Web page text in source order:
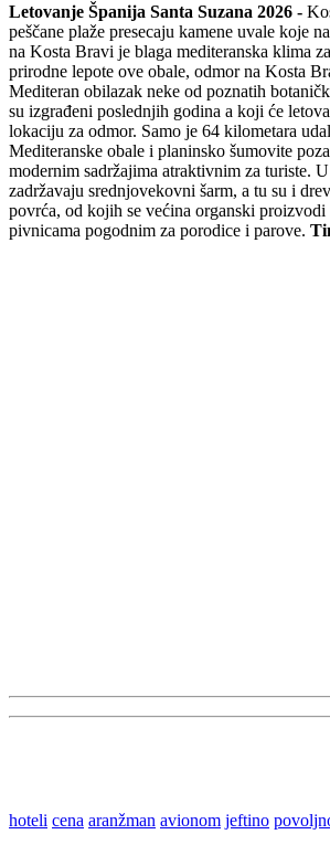
Letovanje Španija Santa Suzana 2026 -
peščane plaže presecaju kamene uvale koje
na Kosta Bravi je blaga mediteranska klima
prirodne lepote ove obale, odmor na Kosta
Mediteran obilazak neke od poznatih
su izgrađeni poslednjih godina a koji će
lokaciju za odmor. Samo je 64 kilometara
Mediteranske obale i planinsko šumovite
modernim sadržajima atraktivnim za turiste.
zadržavaju srednjovekovni šarm, a tu su i
povrća, od kojih se većina organski
pivnicama pogodnim za porodice i parove.
hoteli cena aranžman avionom jeftino